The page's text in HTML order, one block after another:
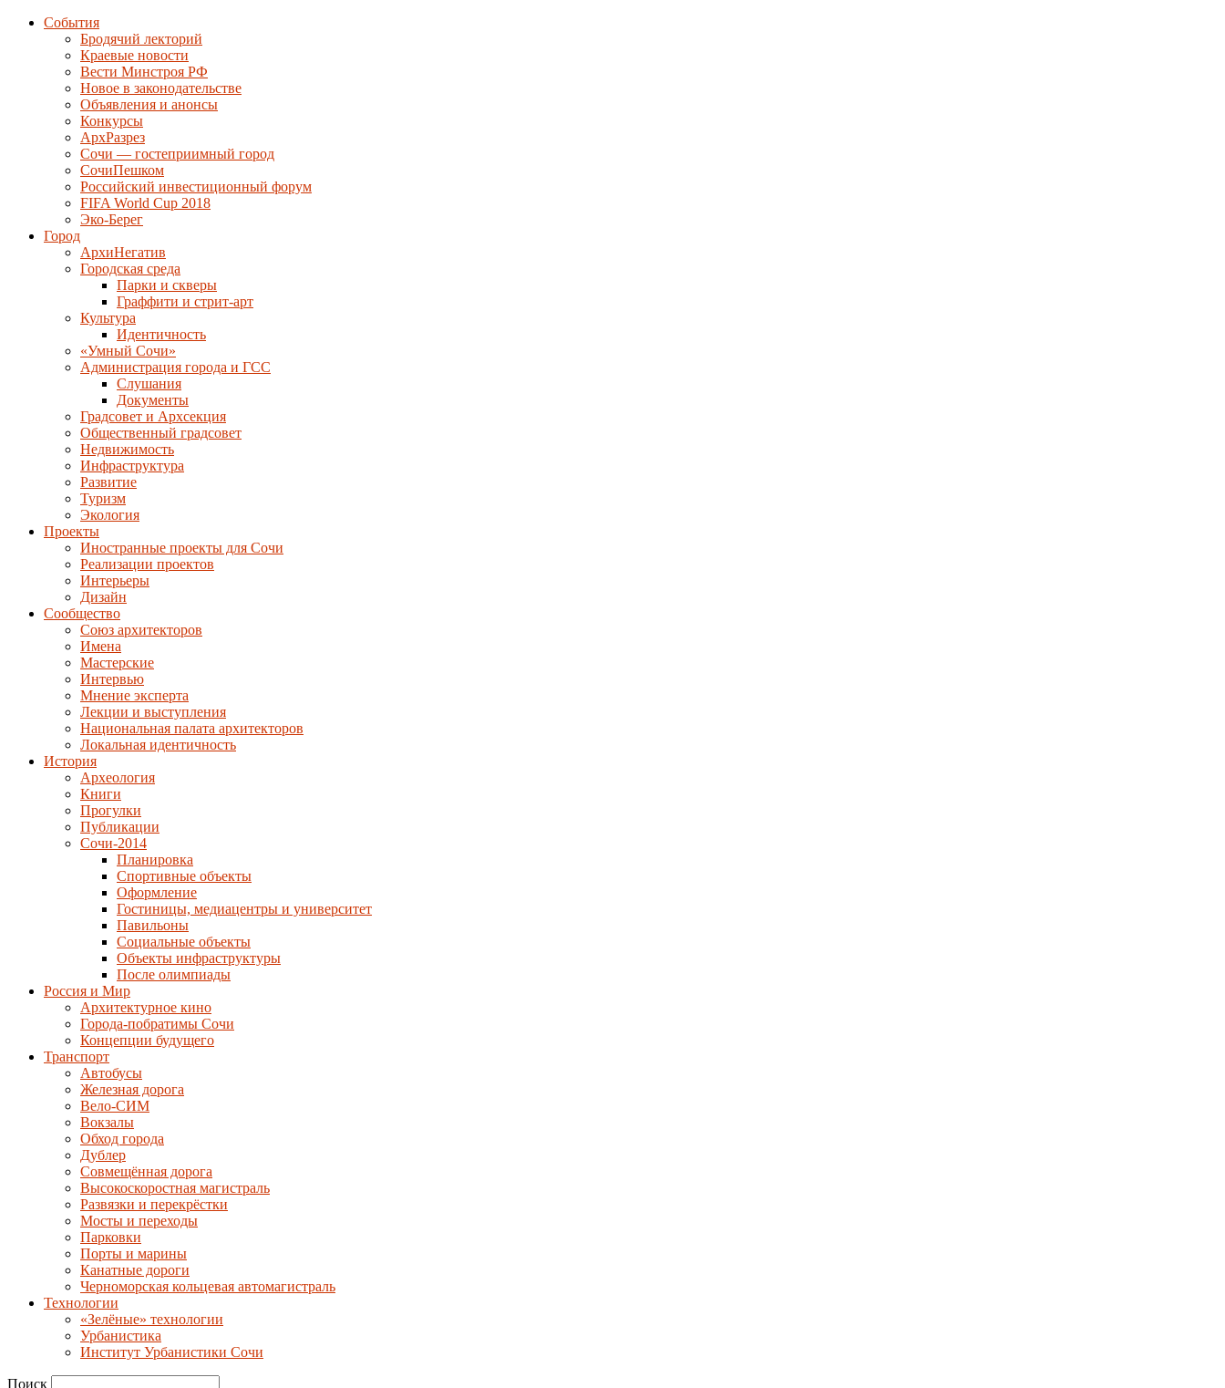
События
Бродячий лекторий
Краевые новости
Вести Минстроя РФ
Новое в законодательстве
Объявления и анонсы
Конкурсы
АрхРазрез
Сочи — гостеприимный город
СочиПешком
Российский инвестиционный форум
FIFA World Cup 2018
Эко-Берег
Город
АрхиНегатив
Городская среда
Парки и скверы
Граффити и стрит-арт
Культура
Идентичность
«Умный Сочи»
Администрация города и ГСС
Слушания
Документы
Градсовет и Архсекция
Общественный градсовет
Недвижимость
Инфраструктура
Развитие
Туризм
Экология
Проекты
Иностранные проекты для Сочи
Реализации проектов
Интерьеры
Дизайн
Сообщество
Союз архитекторов
Имена
Мастерские
Интервью
Мнение эксперта
Лекции и выступления
Национальная палата архитекторов
Локальная идентичность
История
Археология
Книги
Прогулки
Публикации
Сочи-2014
Планировка
Спортивные объекты
Оформление
Гостиницы, медиацентры и университет
Павильоны
Социальные объекты
Объекты инфраструктуры
После олимпиады
Россия и Мир
Архитектурное кино
Города-побратимы Сочи
Концепции будущего
Транспорт
Автобусы
Железная дорога
Вело-СИМ
Вокзалы
Обход города
Дублер
Совмещённая дорога
Высокоскоростная магистраль
Развязки и перекрёстки
Мосты и переходы
Парковки
Порты и марины
Канатные дороги
Черноморская кольцевая автомагистраль
Технологии
«Зелёные» технологии
Урбанистика
Институт Урбанистики Сочи
Поиск